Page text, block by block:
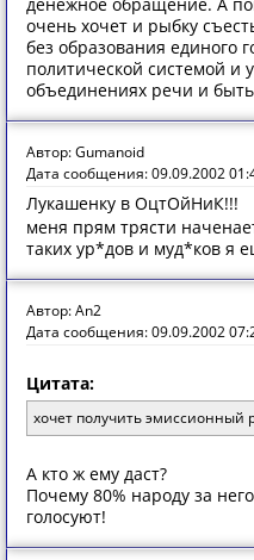
очень хочет и рыбку
без образования единого
политической системой и
объединениях речи и
Автор: Gumanoid
Дата сообщения: 09.09.2002
Лукашенку в ОцтОйНиК!!!
меня прям трясти
таких ур*дов и муд*ков я
Автор: An2
Дата сообщения: 09.09.2002
Цитата:
хочет получить эмиссионный
А кто ж ему даст?
Почему 80% народу за
голосуют!